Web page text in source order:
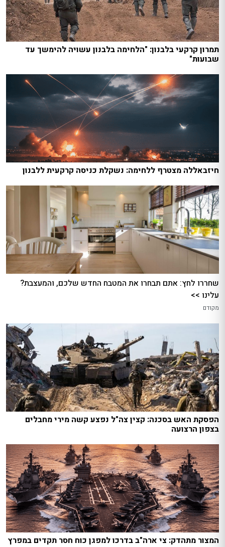
תמרון קרקעי בלבנון: "הלחימה בלבנון עשויה להימשך עד
שבועות"
חיזבאללה מצטרף ללחימה: נשקלת כניסה קרקעית ללבנון
שחררו לחץ: אתם תבחרו את המטבח החדש שלכם, והמעצבת?
עלינו >>
מקודם
הפסקת האש בסכנה: קצין צה"ל נפצע קשה מירי מחבלים
בצפון הרצועה
המצור מתהדק: צי ארה"ב בדרכו למפגן כוח חסר תקדים במפרץ